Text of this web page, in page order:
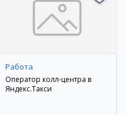
Работа
Оператор колл-центра в
Яндекс.Такси